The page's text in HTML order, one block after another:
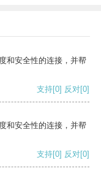
和安全性的连接，并帮
支持[0] 反对[0]
和安全性的连接，并帮
支持[0] 反对[0]